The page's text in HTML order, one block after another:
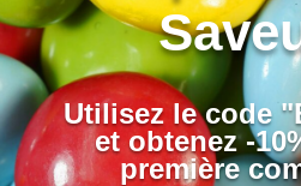
Utilisez le code
et obtenez -
première